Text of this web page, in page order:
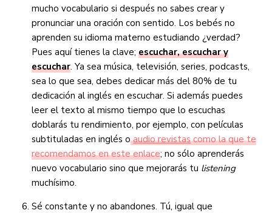
mucho vocabulario si después no sabes crear y
pronunciar una oración con sentido. Los bebés no
aprenden su idioma materno estudiando ¿verdad?
Pues aquí tienes la clave;escuchar, escuchar y
escuchar. Ya sea música, televisión, series, podcasts,
sea lo que sea, debes dedicar más del 80% de tu
dedicación al inglés en escuchar. Si además puedes
leer el texto al mismo tiempo que lo escuchas
doblarás tu rendimiento, por ejemplo, con películas
subtituladas en inglés o audio revistascomo la que te
recomendamos en este enlace; no sólo aprenderás
nuevo vocabulario sino que mejorarás tu listening
muchísimo.
Sé constante y no abandones. Tú, igual que